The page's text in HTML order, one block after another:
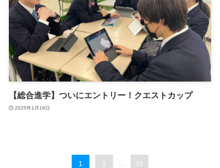
【総合進学】ついにエントリー！クエストカップ
2025年1月18日
1 2 ... 31